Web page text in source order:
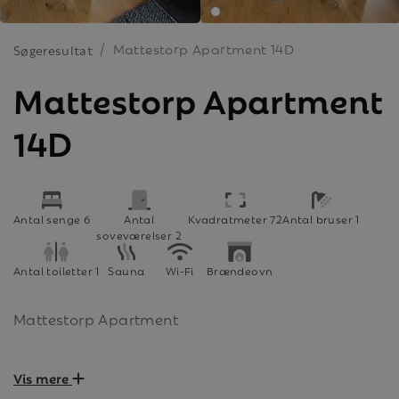
Søgeresultat Mattestorp Apartment 14D
Mattestorp Apartment
14D
Antal senge 6
Antal
soveværelser 2
Kvadratmeter 72Antal bruser 1
Antal toiletter 1 Sauna Wi-Fi Brændeovn
Mattestorp Apartment
Placering: Övre plan
Vis mere